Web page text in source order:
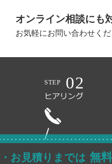
オンライン相談にも
お気軽にお問い合わせく
お見積りまでは 無料